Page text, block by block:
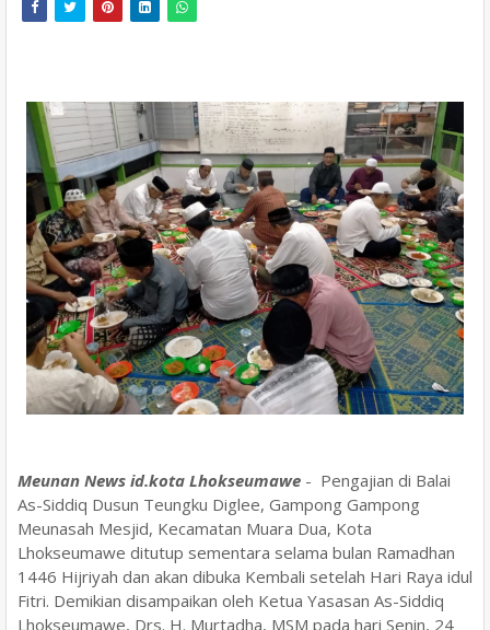
Meunan News id.kota Lhokseumawe - Pengajian di Balai
As-Siddiq Dusun Teungku Diglee, Gampong Gampong
Meunasah Mesjid, Kecamatan Muara Dua, Kota
Lhokseumawe ditutup sementara selama bulan Ramadhan
1446 Hijriyah dan akan dibuka Kembali setelah Hari Raya idul
Fitri. Demikian disampaikan oleh Ketua Yasasan As-Siddiq
Lhokseumawe, Drs. H. Murtadha, MSM pada hari Senin, 24